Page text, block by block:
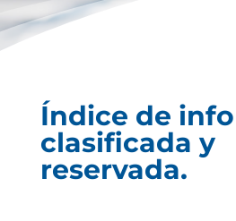
Índice de
clasificada y
reservada.